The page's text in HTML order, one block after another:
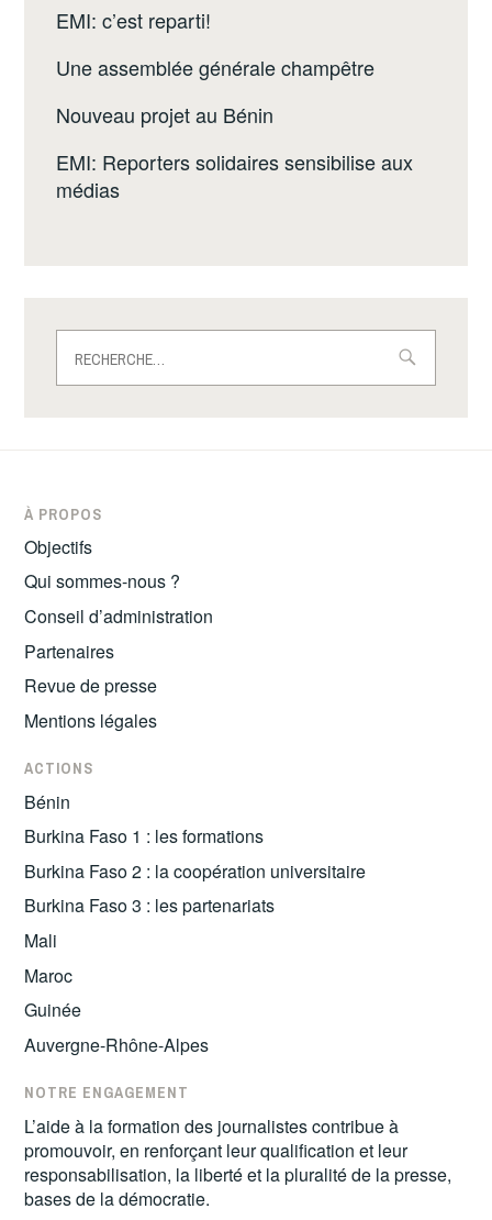
EMI: c’est reparti!
Une assemblée générale champêtre
Nouveau projet au Bénin
EMI: Reporters solidaires sensibilise aux
médias
À PROPOS
Objectifs
Qui sommes-nous ?
Conseil d’administration
Partenaires
Revue de presse
Mentions légales
ACTIONS
Bénin
Burkina Faso 1 : les formations
Burkina Faso 2 : la coopération universitaire
Burkina Faso 3 : les partenariats
Mali
Maroc
Guinée
Auvergne-Rhône-Alpes
NOTRE ENGAGEMENT
L’aide à la formation des journalistes contribue à
promouvoir, en renforçant leur qualification et leur
responsabilisation, la liberté et la pluralité de la presse,
bases de la démocratie.